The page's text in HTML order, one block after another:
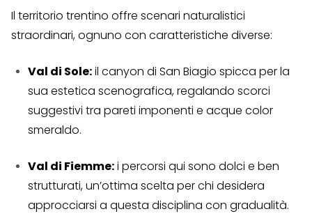
Il territorio trentino offre scenari naturalistici
straordinari, ognuno con caratteristiche diverse:
Val di Sole:il canyon di San Biagio spicca per la
sua estetica scenografica, regalando scorci
suggestivi tra pareti imponenti e acque color
smeraldo.
Val di Fiemme:i percorsi qui sono dolci e ben
strutturati, un’ottima scelta per chi desidera
approcciarsi a questa disciplina con gradualità.